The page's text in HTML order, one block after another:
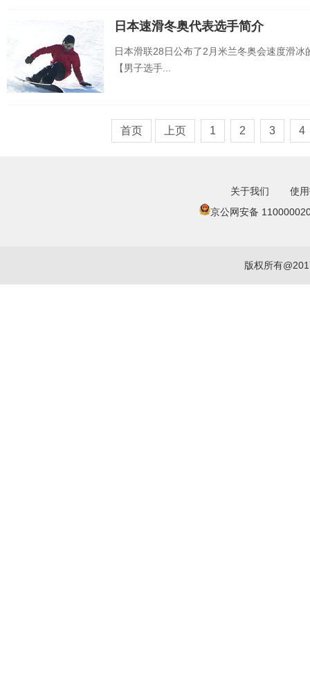
日本速滑冬奥代表选手简介
日本滑联28日公布了2月米兰冬奥会速度滑
【男子选手...
首页 上页 1 2 3 4
关于我们
使
京公网安备
版权所有